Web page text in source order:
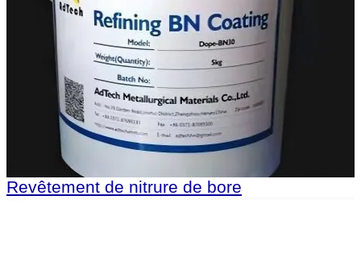
Revêtement de nitrure de bore